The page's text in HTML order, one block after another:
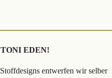
EDEN!
entwerfen wir selber